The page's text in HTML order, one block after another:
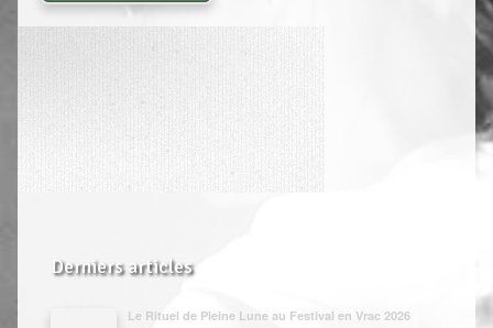
L’état optimal
Yoga en entreprise
Boutique
Derniers articles
Le Rituel de Pleine Lune au Festival en Vrac 2026